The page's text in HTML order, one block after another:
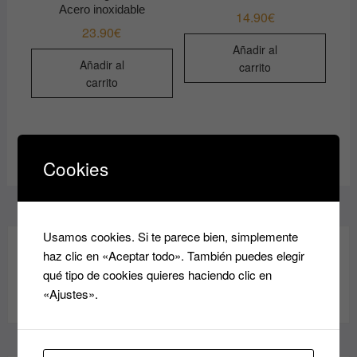
Acero inoxidable
23.90€
Añadir al
carrito
14.90€
Añadir al
carrito
Cookies
Usamos cookies. Si te parece bien, simplemente
haz clic en «Aceptar todo». También puedes elegir
qué tipo de cookies quieres haciendo clic en
«Ajustes».